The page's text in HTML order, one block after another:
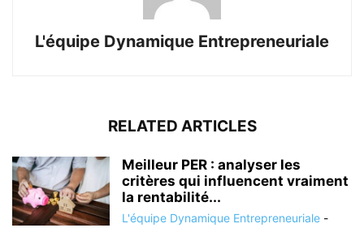
L'équipe Dynamique Entrepreneuriale
RELATED ARTICLES
Meilleur PER : analyser les
critères qui influencent vraiment
la rentabilité...
L'équipe Dynamique Entrepreneuriale -